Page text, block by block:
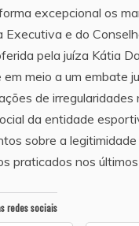
excepcional os
Executiva e do
pela juíza Kátia
em meio a um embate
de irregularidades
da entidade
sobre a
praticados nos últimos
redes sociais